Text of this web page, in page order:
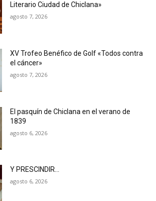
Literario Ciudad de Chiclana»
agosto 7, 2026
XV Trofeo Benéfico de Golf «Todos contra
el cáncer»
agosto 7, 2026
El pasquín de Chiclana en el verano de
1839
agosto 6, 2026
Y PRESCINDIR…
agosto 6, 2026